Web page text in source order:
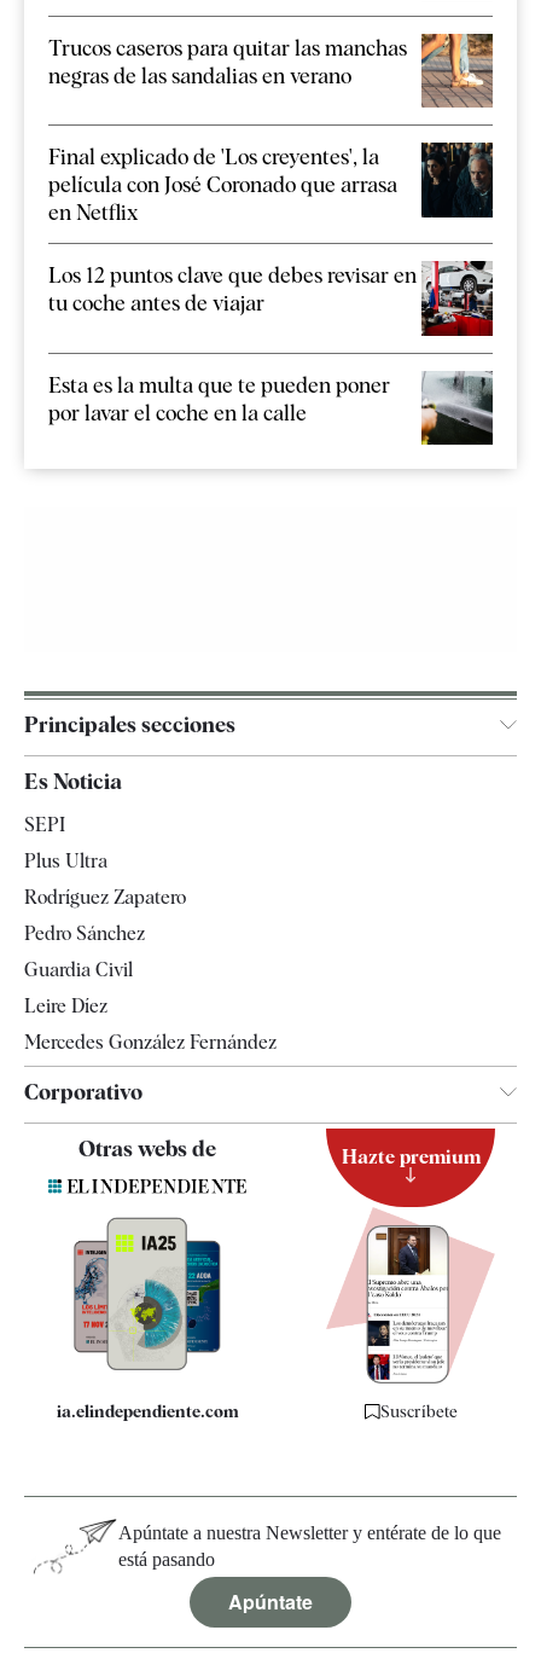
Trucos caseros para quitar las manchas
negras de las sandalias en verano
Final explicado de 'Los creyentes', la
película con José Coronado que arrasa
en Netflix
Los 12 puntos clave que debes revisar en
tu coche antes de viajar
Esta es la multa que te pueden poner
por lavar el coche en la calle
Principales secciones
España
Televisión
Es Noticia
SEPI
Plus Ultra
Rodríguez Zapatero
Pedro Sánchez
Guardia Civil
Leire Díez
Mercedes González Fernández
Corporativo
Contacto
Quiénes somos
Especificaciones
Otras webs de
ia.elindependiente.com
Hazte premium
Suscríbete
Apúntate a nuestra Newsletter y entérate de lo que
está pasando
Apúntate